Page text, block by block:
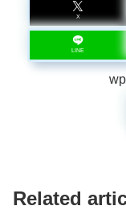
X
LINE
Related